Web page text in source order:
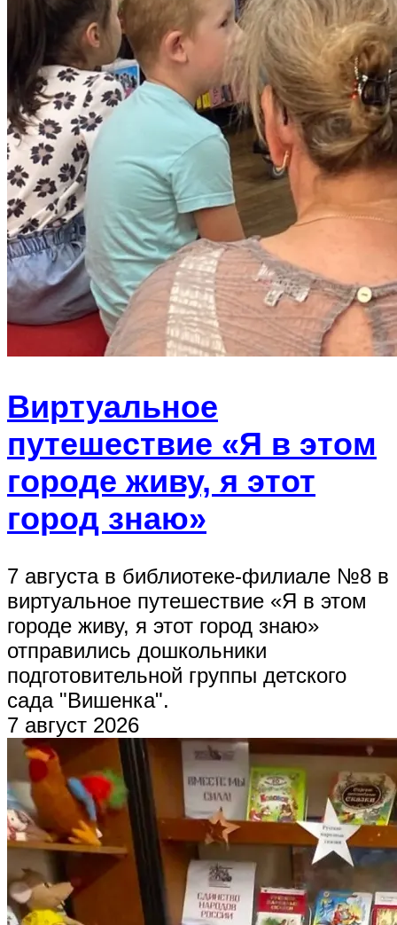
Виртуальное
путешествие «Я в этом
городе живу, я этот
город знаю»
7 августа в библиотеке-филиале №8 в
виртуальное путешествие «Я в этом
городе живу, я этот город знаю»
отправились дошкольники
подготовительной группы детского
сада "Вишенка".
7 август 2026